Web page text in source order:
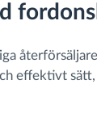
effektivt